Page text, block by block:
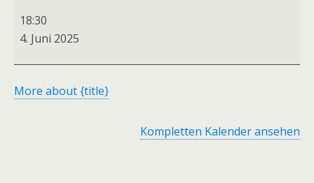
18:30
4. Juni 2025
More about {title}
Kompletten Kalender ansehen